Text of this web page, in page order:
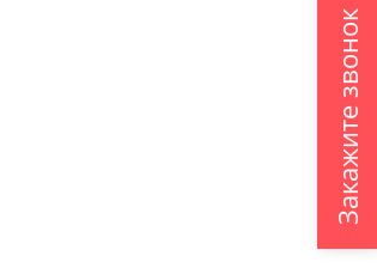
Закажите звонок